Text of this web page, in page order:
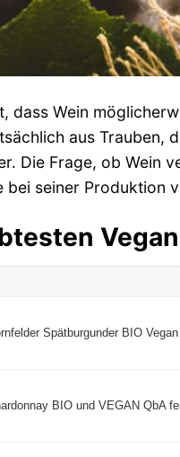
dass Wein
aus
Die Frage, ob Wein
bei seiner Produktion
Spätburgunder BIO
BIO und VEGAN QbA